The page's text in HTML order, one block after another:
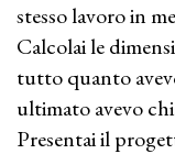
stesso lavoro in
Calcolai le
tutto quanto
ultimato avevo
Presentai il